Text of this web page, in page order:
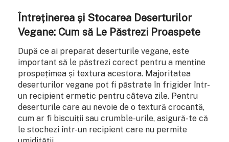
Întreținerea și Stocarea Deserturilor
Vegane: Cum să Le Păstrezi Proaspete
După ce ai preparat deserturile vegane, este
important să le păstrezi corect pentru a menține
prospețimea și textura acestora. Majoritatea
deserturilor vegane pot fi păstrate în frigider într-
un recipient ermetic pentru câteva zile. Pentru
deserturile care au nevoie de o textură crocantă,
cum ar fi biscuiții sau crumble-urile, asigură-te că
le stochezi într-un recipient care nu permite